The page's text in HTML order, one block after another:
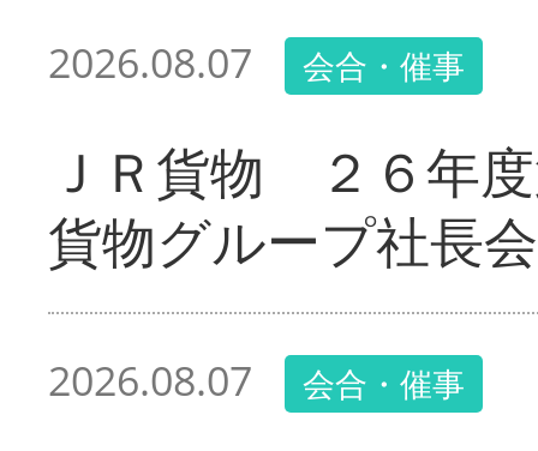
2026.08.07 会合・催事
ＪＲ貨物 ２６年
貨物グループ社長
2026.08.07 会合・催事